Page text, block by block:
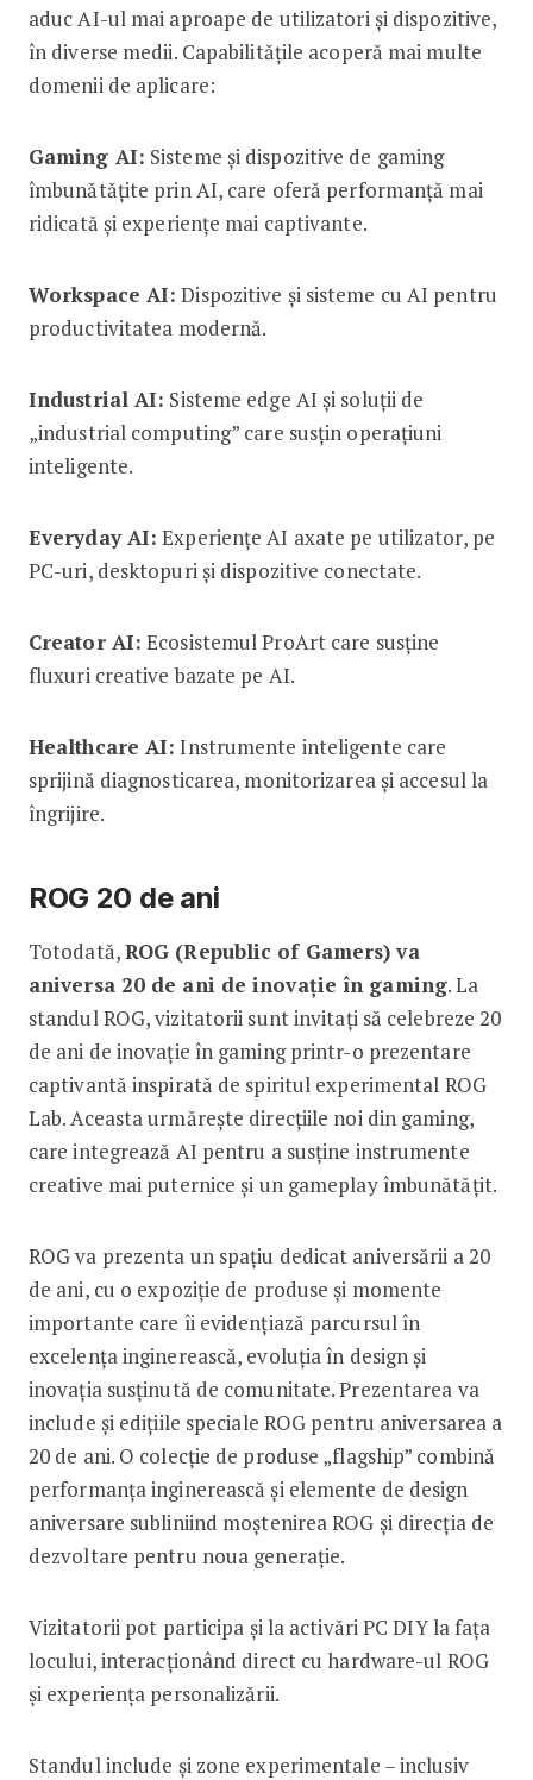
aduc AI-ul mai aproape de utilizatori și dispozitive,
în diverse medii. Capabilitățile acoperă mai multe
domenii de aplicare:
Gaming AI: Sisteme și dispozitive de gaming
îmbunătățite prin AI, care oferă performanță mai
ridicată și experiențe mai captivante.
Workspace AI: Dispozitive și sisteme cu AI pentru
productivitatea modernă.
Industrial AI: Sisteme edge AI și soluții de
„industrial computing” care susțin operațiuni
inteligente.
Everyday AI: Experiențe AI axate pe utilizator, pe
PC-uri, desktopuri și dispozitive conectate.
Creator AI: Ecosistemul ProArt care susține
fluxuri creative bazate pe AI.
Healthcare AI: Instrumente inteligente care
sprijină diagnosticarea, monitorizarea și accesul la
îngrijire.
ROG 20 de ani
Totodată,ROG (Republic of Gamers) va
aniversa 20 de ani de inovație în gaming. La
standul ROG, vizitatorii sunt invitați să celebreze 20
de ani de inovație în gaming printr-o prezentare
captivantă inspirată de spiritul experimental ROG
Lab. Aceasta urmărește direcțiile noi din gaming,
care integrează AI pentru a susține instrumente
creative mai puternice și un gameplay îmbunătățit.
ROG va prezenta un spațiu dedicat aniversării a 20
de ani, cu o expoziție de produse și momente
importante care îi evidențiază parcursul în
excelența inginerească, evoluția în design și
inovația susținută de comunitate. Prezentarea va
include și edițiile speciale ROG pentru aniversarea a
20 de ani. O colecție de produse „flagship” combină
performanța inginerească și elemente de design
aniversare subliniind moștenirea ROG și direcția de
dezvoltare pentru noua generație.
Vizitatorii pot participa și la activări PC DIY la fața
locului, interacționând direct cu hardware-ul ROG
și experiența personalizării.
Standul include și zone experimentale – inclusiv